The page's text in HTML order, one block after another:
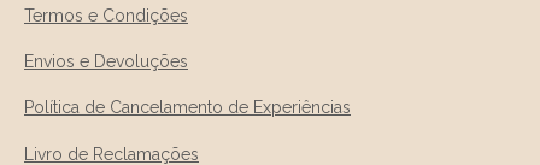
Termos e Condições
Envios e Devoluções
Política de Cancelamento de Experiências
Livro de Reclamações